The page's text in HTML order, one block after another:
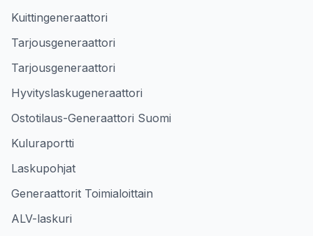
Kuittingeneraattori
Tarjousgeneraattori
Tarjousgeneraattori
Hyvityslaskugeneraattori
Ostotilaus-Generaattori Suomi
Kuluraportti
Laskupohjat
Generaattorit Toimialoittain
ALV-laskuri